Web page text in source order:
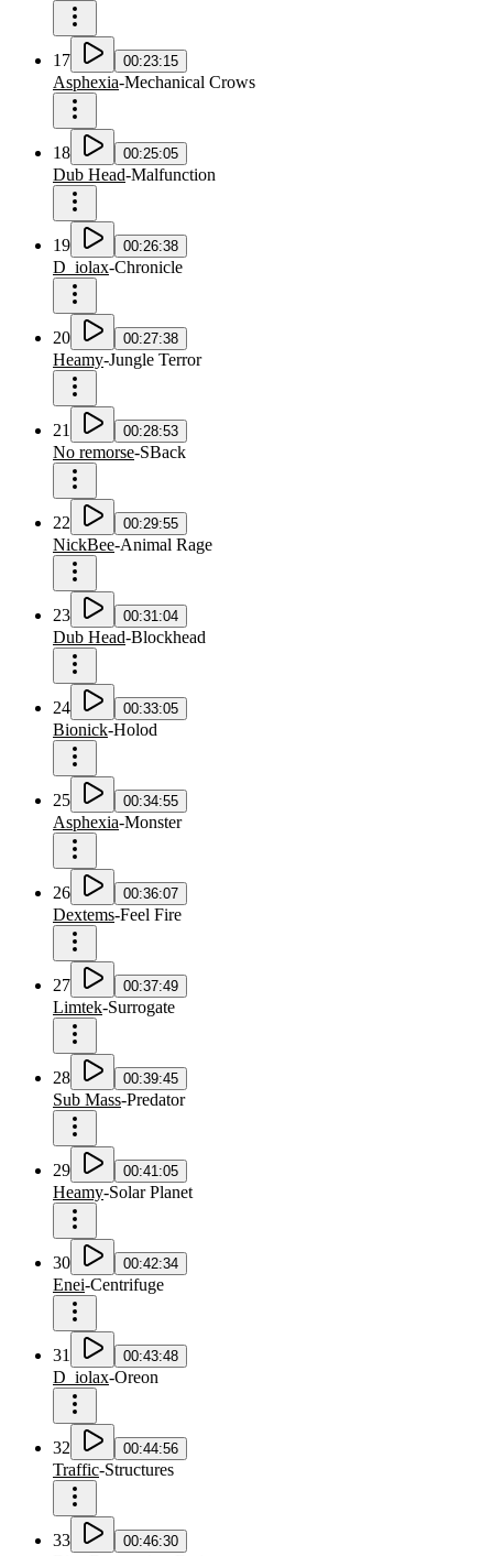
17 00:23:15
Asphexia-Mechanical Crows
18 00:25:05
Dub Head-Malfunction
19 00:26:38
D_iolax-Chronicle
20 00:27:38
Heamy-Jungle Terror
21 00:28:53
No remorse-SBack
22 00:29:55
NickBee-Animal Rage
23 00:31:04
Dub Head-Blockhead
24 00:33:05
Bionick-Holod
25 00:34:55
Asphexia-Monster
26 00:36:07
Dextems-Feel Fire
27 00:37:49
Limtek-Surrogate
28 00:39:45
Sub Mass-Predator
29 00:41:05
Heamy-Solar Planet
30 00:42:34
Enei-Centrifuge
31 00:43:48
D_iolax-Oreon
32 00:44:56
Traffic-Structures
33 00:46:30